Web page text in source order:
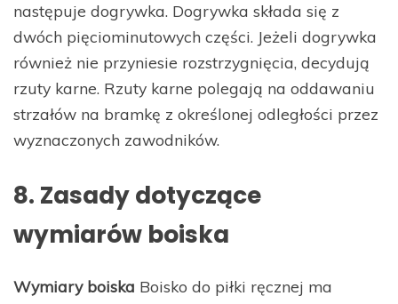
następuje dogrywka. Dogrywka składa się z
dwóch pięciominutowych części. Jeżeli dogrywka
również nie przyniesie rozstrzygnięcia, decydują
rzuty karne. Rzuty karne polegają na oddawaniu
strzałów na bramkę z określonej odległości przez
wyznaczonych zawodników.
8. Zasady dotyczące
wymiarów boiska
Wymiary boiska Boisko do piłki ręcznej ma